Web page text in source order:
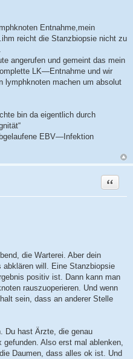
Entnahme,mein
reicht die Stanzbiopsie nicht zu
angerufen und gemeint das mein
LK—Entnahme und wir
lymphknoten machen um absolut
bin da eigentlich durch
EBV—Infektion
Zitat
die Warterei. Aber dein
will. Eine Stanzbiopsie
positiv ist. Dann kann man
rauszuoperieren. Und wenn
sein, dass an anderer Stelle
Du hast Ärzte, die genau
gefunden. Also erst mal ablenken,
Daumen, dass alles ok ist. Und